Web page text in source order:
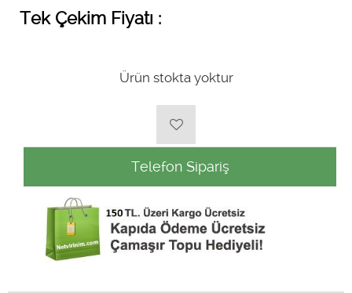
Tek Çekim Fiyatı :
Ürün stokta yoktur
Telefon Sipariş